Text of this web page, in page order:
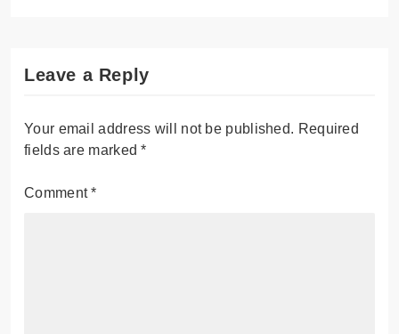
Leave a Reply
Your email address will not be published. Required
fields are marked*
Comment*